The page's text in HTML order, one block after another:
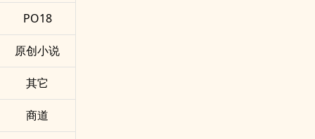
PO18
原创小说
其它
商道